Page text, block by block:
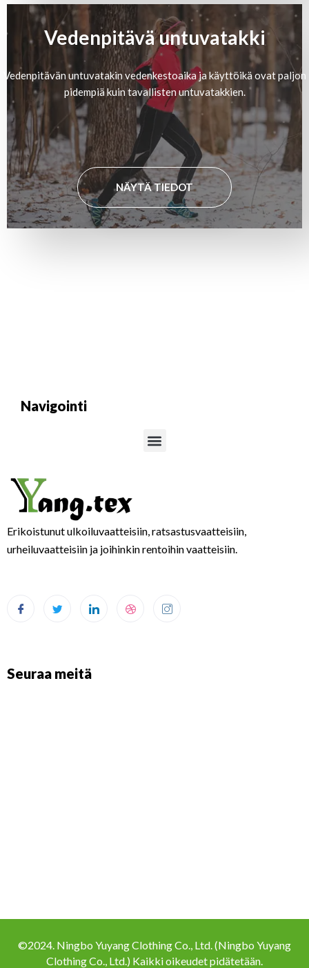
Vedenpitävä untuvatakki
Vedenpitävän untuvatakin vedenkestoaika ja käyttöikä ovat paljon
pidempiä kuin tavallisten untuvatakkien.
NÄYTÄ TIEDOT
Navigointi
Valikko
Erikoistunut ulkoiluvaatteisiin, ratsastusvaatteisiin,
urheiluvaatteisiin ja joihinkin rentoihin vaatteisiin.
Seuraa meitä
©2024. Ningbo Yuyang Clothing Co., Ltd. (Ningbo Yuyang
Clothing Co., Ltd.) Kaikki oikeudet pidätetään.